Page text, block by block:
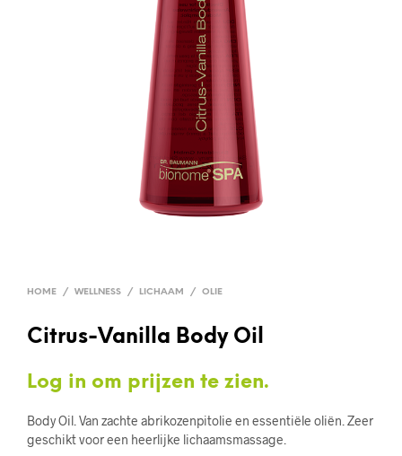
HOME / WELLNESS / LICHAAM / OLIE
Citrus-Vanilla Body Oil
Log in om prijzen te zien.
Body Oil. Van zachte abrikozenpitolie en essentiële oliën. Zeer
geschikt voor een heerlijke lichaamsmassage.